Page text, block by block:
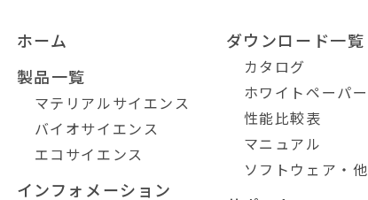
ホーム
製品一覧
マテリアルサイエンス
バイオサイエンス
エコサイエンス
インフォメーション
ダウンロード一覧
カタログ
ホワイトペーパー
性能比較表
マニュアル
ソフトウェア・他